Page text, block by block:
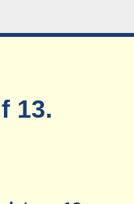
13.